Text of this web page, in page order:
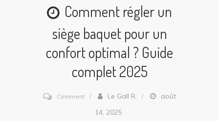
Comment régler un
siège baquet pour un
confort optimal ? Guide
complet 2025
Commenton
Comment
Le Gall R.
août
14, 2025